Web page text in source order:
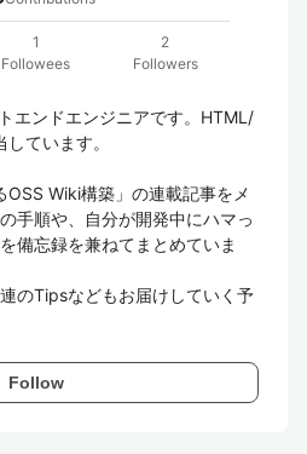
1
Followees
2
Followers
エンドエンジニアです。HTML/
ています。
Wiki構築」の連載記事をメ
手順や、自分が開発中にハマっ
備忘録を兼ねてまとめていま
のTipsなどもお届けしていく予
Follow